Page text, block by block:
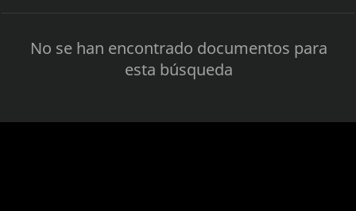
No se han encontrado documentos para
esta búsqueda